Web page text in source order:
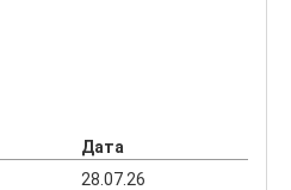
Дата
28.07.26